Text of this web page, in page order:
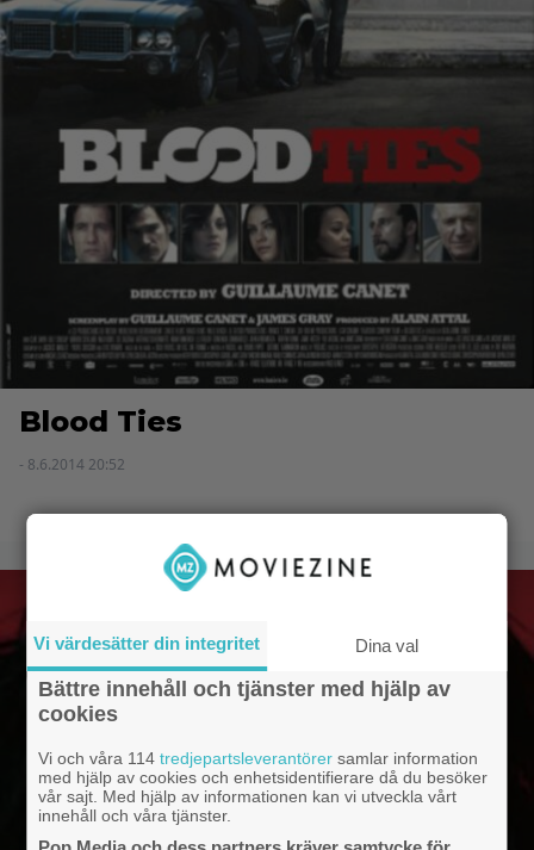
Blood Ties
- 8.6.2014 20:52
Vi värdesätter din integritet Dina val
Bättre innehåll och tjänster med hjälp av
cookies
Vi och våra 114tredjepartsleverantörer samlar information
med hjälp av cookies och enhetsidentifierare då du besöker
vår sajt. Med hjälp av informationen kan vi utveckla vårt
innehåll och våra tjänster.